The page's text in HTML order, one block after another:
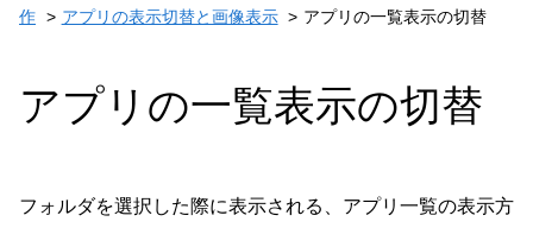
作
アプリの表示切替と画像表示 アプリの一覧表示の切替
アプリの一覧表示の切替
フォルダを選択した際に表示される、アプリ一覧の表示方